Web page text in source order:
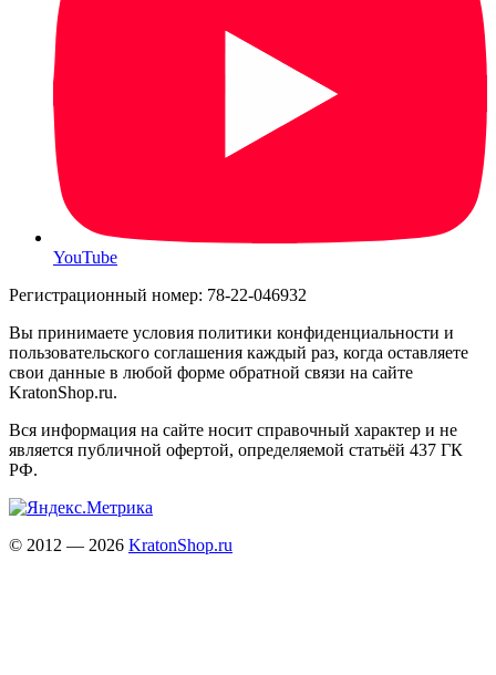
YouTube
Регистрационный номер: 78-22-046932
Вы принимаете условия политики конфиденциальности и
пользовательского соглашения каждый раз, когда оставляете
свои данные в любой форме обратной связи на сайте
KratonShop.ru.
Вся информация на сайте носит справочный характер и не
является публичной офертой, определяемой статьёй 437 ГК
РФ.
© 2012 — 2026 KratonShop.ru